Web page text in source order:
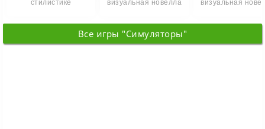
стилистике
где вам предстоит
визуальная новелла
Games.
визуальная
романтики, где
Все игры "Симуляторы"